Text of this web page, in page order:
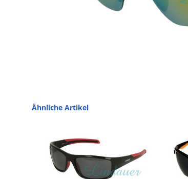
Ähnliche Artikel